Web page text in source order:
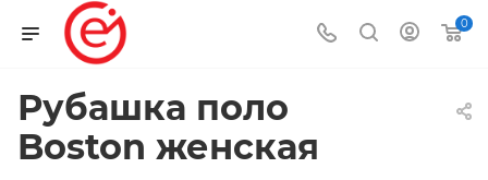
0
Рубашка поло
Boston женская